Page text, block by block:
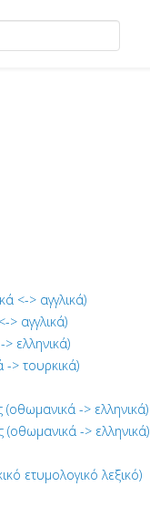
<-> αγγλικά)
> αγγλικά)
ελληνικά)
-> τουρκικά)
(οθωμανικά -> ελληνικά)
(οθωμανικά -> ελληνικά)
ετυμολογικό λεξικό)